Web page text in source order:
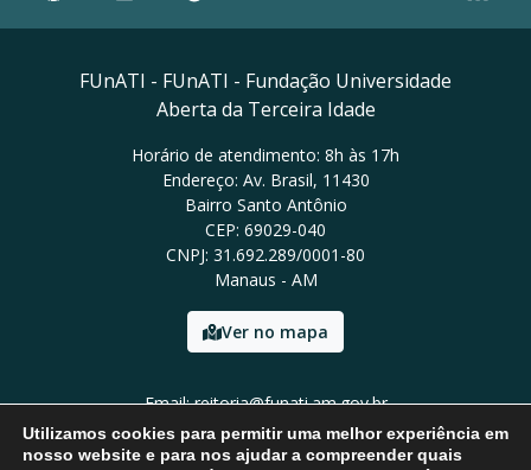
FUnATI - FUnATI - Fundação Universidade
Aberta da Terceira Idade
Horário de atendimento: 8h às 17h
Endereço: Av. Brasil, 11430
Bairro Santo Antônio
CEP: 69029-040
CNPJ: 31.692.289/0001-80
Manaus - AM
Ver no mapa
Email: reitoria@funati.am.gov.br
Tel: (92)98112-5295
Utilizamos cookies para permitir uma melhor experiência em
nosso website e para nos ajudar a compreender quais